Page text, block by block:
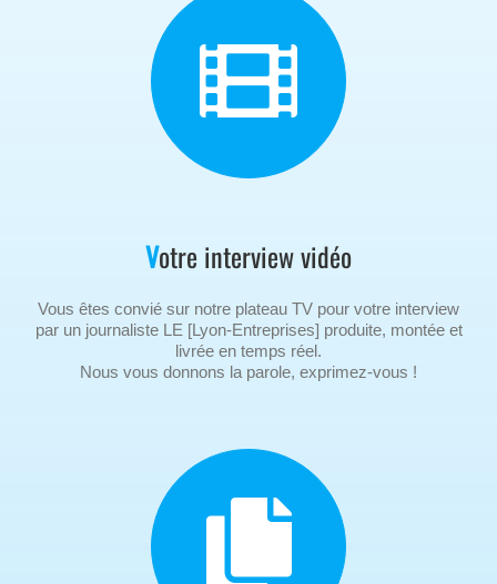
Votre interview vidéo
Vous êtes convié sur notre plateau TV pour votre interview
par un journaliste LE [Lyon-Entreprises] produite, montée et
livrée en temps réel.
Nous vous donnons la parole, exprimez-vous !